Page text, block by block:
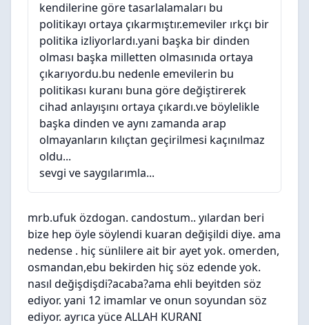
kendilerine göre tasarlalamaları bu
politikayı ortaya çıkarmıştır.emeviler ırkçı bir
politika izliyorlardı.yani başka bir dinden
olması başka milletten olmasınıda ortaya
çıkarıyordu.bu nedenle emevilerin bu
politikası kuranı buna göre değiştirerek
cihad anlayışını ortaya çıkardı.ve böylelikle
başka dinden ve aynı zamanda arap
olmayanların kılıçtan geçirilmesi kaçınılmaz
oldu...
sevgi ve saygılarımla...
mrb.ufuk özdogan. candostum.. yılardan beri
bize hep öyle söylendi kuaran değişildi diye. ama
nedense . hiç sünlilere ait bir ayet yok. omerden,
osmandan,ebu bekirden hiç söz edende yok.
nasıl değişdişdi?acaba?ama ehli beyitden söz
ediyor. yani 12 imamlar ve onun soyundan söz
ediyor. ayrıca yüce ALLAH KURANI